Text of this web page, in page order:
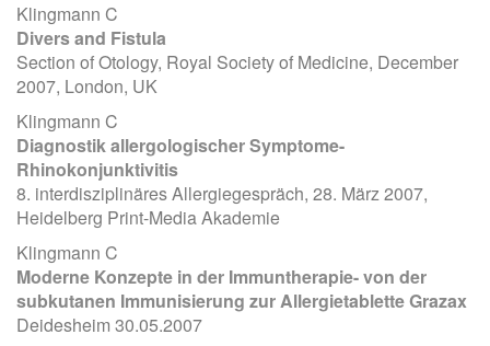
Klingmann C
Divers and Fistula
Section of Otology, Royal Society of Medicine, December
2007, London, UK
Klingmann C
Diagnostik allergologischer Symptome-
Rhinokonjunktivitis
8. interdisziplinäres Allergiegespräch, 28. März 2007,
Heidelberg Print-Media Akademie
Klingmann C
Moderne Konzepte in der Immuntherapie- von der
subkutanen Immunisierung zur Allergietablette Grazax
Deidesheim 30.05.2007